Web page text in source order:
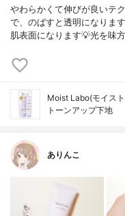
やわらかくて伸びが良いテ
で、のばすと透明になりま
肌表面になります💡光を味
Moist Labo(モイス
トーンアップ下地
ありんこ